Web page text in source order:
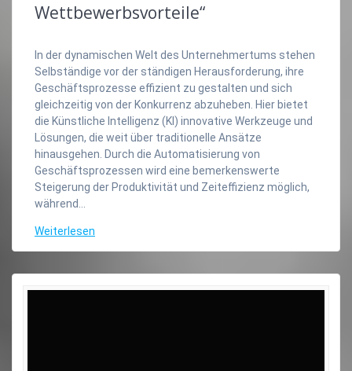
Wettbewerbsvorteile“
In der dynamischen Welt des Unternehmertums stehen
Selbständige vor der ständigen Herausforderung, ihre
Geschäftsprozesse effizient zu gestalten und sich
gleichzeitig von der Konkurrenz abzuheben. Hier bietet
die Künstliche Intelligenz (KI) innovative Werkzeuge und
Lösungen, die weit über traditionelle Ansätze
hinausgehen. Durch die Automatisierung von
Geschäftsprozessen wird eine bemerkenswerte
Steigerung der Produktivität und Zeiteffizienz möglich,
während…
Weiterlesen